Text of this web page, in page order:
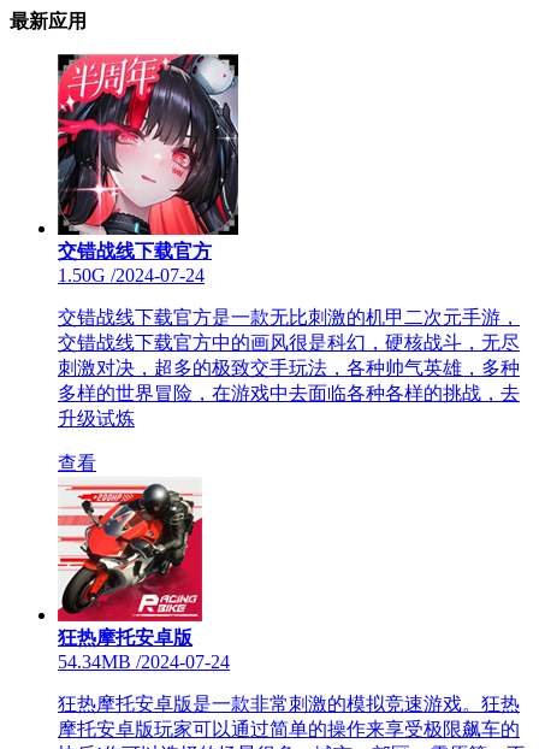
最新应用
交错战线下载官方
1.50G /2024-07-24
交错战线下载官方是一款无比刺激的机甲二次元手游，
交错战线下载官方中的画风很是科幻，硬核战斗，无尽
刺激对决，超多的极致交手玩法，各种帅气英雄，多种
多样的世界冒险，在游戏中去面临各种各样的挑战，去
升级试炼
查看
狂热摩托安卓版
54.34MB /2024-07-24
狂热摩托安卓版是一款非常刺激的模拟竞速游戏。狂热
摩托安卓版玩家可以通过简单的操作来享受极限飙车的